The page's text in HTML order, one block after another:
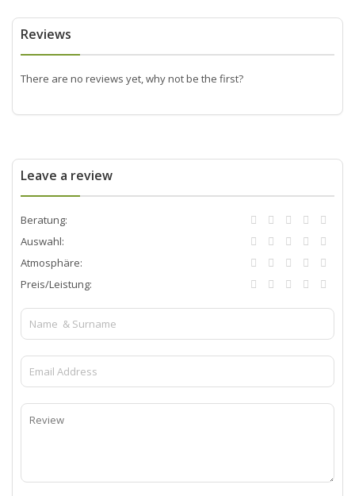
Reviews
There are no reviews yet, why not be the first?
Leave a review
Beratung:
Auswahl:
Atmosphäre:
Preis/Leistung: